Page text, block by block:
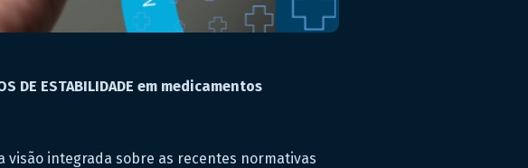
DE ESTABILIDADE em medicamentos
visão integrada sobre as recentes normativas